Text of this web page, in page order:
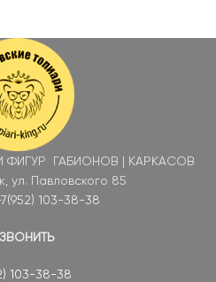
ГАБИОНОВ | КАРКАСОВ
ул. Павловского 85
103-38-38
103-38-38